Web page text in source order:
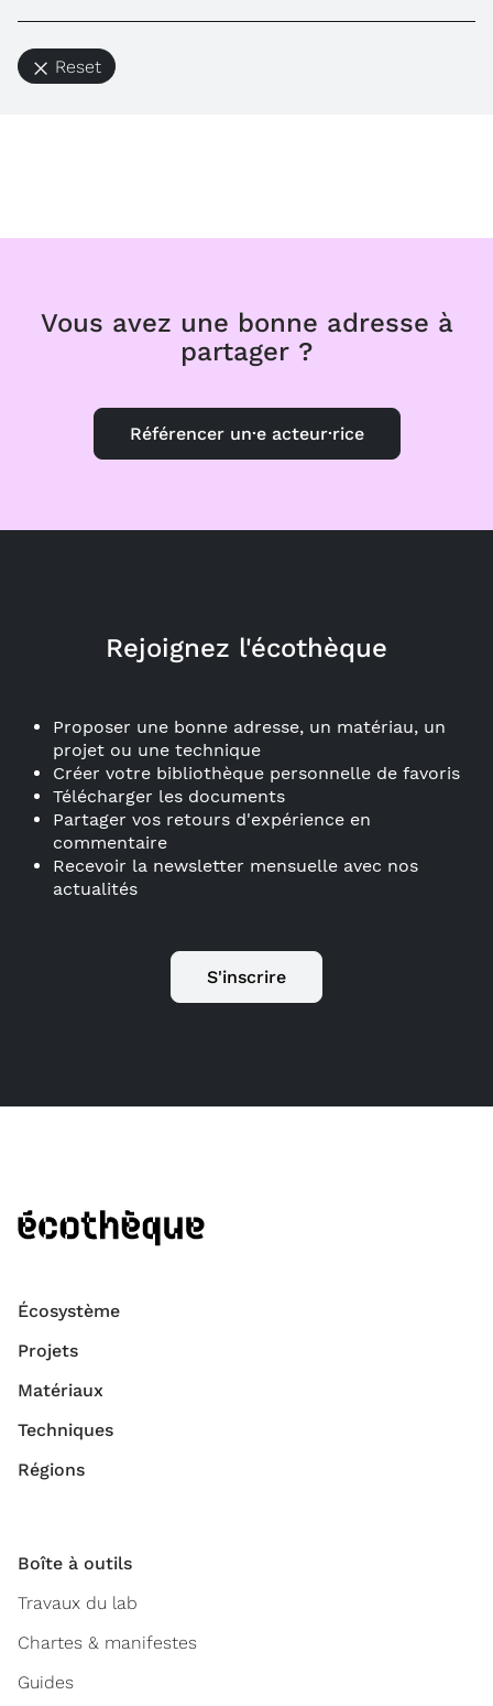
Reset
Vous avez une bonne adresse à
partager ?
Référencer un·e acteur·rice
Rejoignez l'écothèque
Proposer une bonne adresse, un matériau, un
projet ou une technique
Créer votre bibliothèque personnelle de favoris
Télécharger les documents
Partager vos retours d'expérience en
commentaire
Recevoir la newsletter mensuelle avec nos
actualités
S'inscrire
Écosystème
Projets
Matériaux
Techniques
Régions
Boîte à outils
Travaux du lab
Chartes & manifestes
Guides